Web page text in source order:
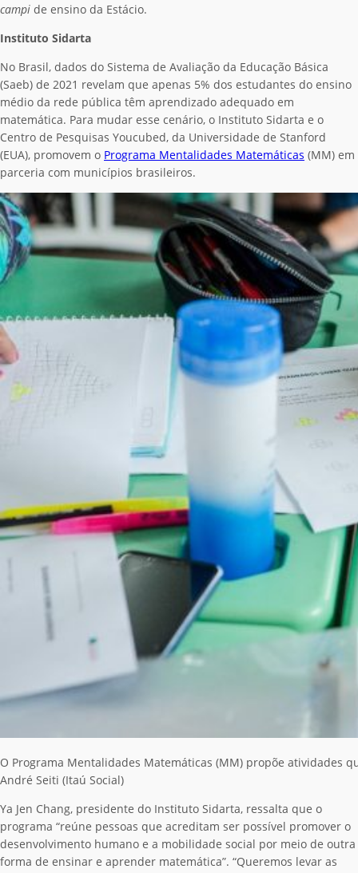
campi de ensino da Estácio.
Instituto Sidarta
No Brasil, dados do Sistema de Avaliação da Educação Básica
(Saeb) de 2021 revelam que apenas 5% dos estudantes do ensino
médio da rede pública têm aprendizado adequado em
matemática. Para mudar esse cenário, o Instituto Sidarta e o
Centro de Pesquisas Youcubed, da Universidade de Stanford
(EUA), promovem o Programa Mentalidades Matemáticas (MM) em
parceria com municípios brasileiros.
O Programa Mentalidades Matemáticas (MM) propõe atividades
André Seiti (Itaú Social)
Ya Jen Chang, presidente do Instituto Sidarta, ressalta que o
programa “reúne pessoas que acreditam ser possível promover o
desenvolvimento humano e a mobilidade social por meio de outra
forma de ensinar e aprender matemática”. “Queremos levar as